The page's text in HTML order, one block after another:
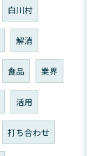
白川村
解消
食品 業界
活用
打ち合わせ